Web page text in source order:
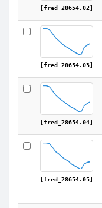
[fred_28654.02]
[fred_28654.03]
[fred_28654.04]
[fred_28654.05]